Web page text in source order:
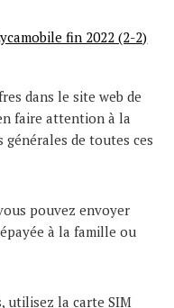
dans le site web de
faire attention à la
de toutes ces
pouvez envoyer
à la famille ou
utilisez la carte SIM